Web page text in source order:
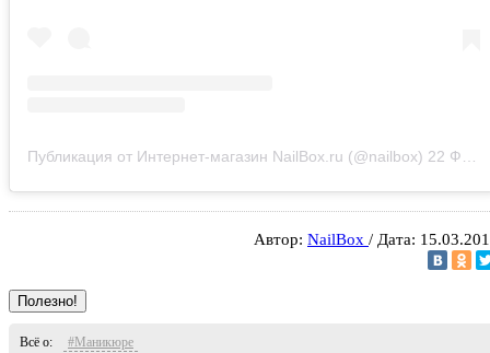
Публикация от Интернет-магазин NailBox.ru (@nailbox) 22 Фев 2019 в 9:33 PST
Автор: NailBox / Дата:
Полезно!
Всё о: #Маникюре